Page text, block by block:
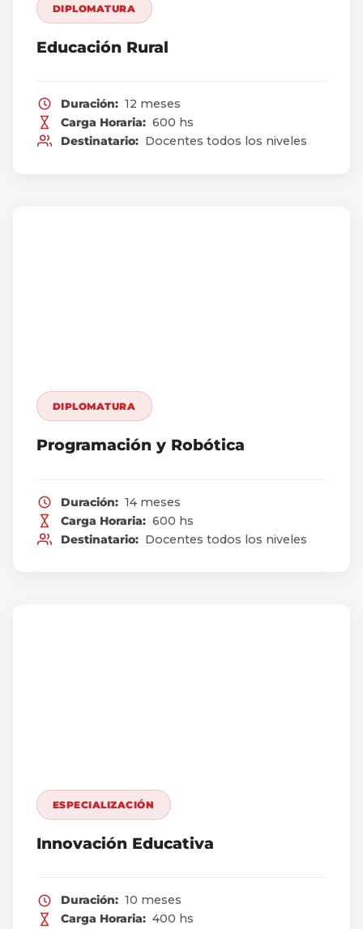
DIPLOMATURA
Educación Rural
Duración: 12 meses
Carga Horaria: 600 hs
Destinatario: Docentes todos los niveles
DIPLOMATURA
Programación y Robótica
Duración: 14 meses
Carga Horaria: 600 hs
Destinatario: Docentes todos los niveles
ESPECIALIZACIÓN
Innovación Educativa
Duración: 10 meses
Carga Horaria: 400 hs